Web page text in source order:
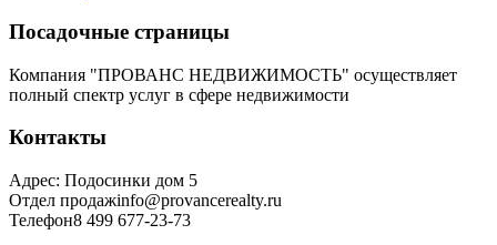
Посадочные страницы
Компания "ПРОВАНС НЕДВИЖИМОСТЬ" осуществляет
полный спектр услуг в сфере недвижимости
Контакты
Адрес: Подосинки дом 5
Отдел продажinfo@provancerealty.ru
Телефон8 499 677-23-73